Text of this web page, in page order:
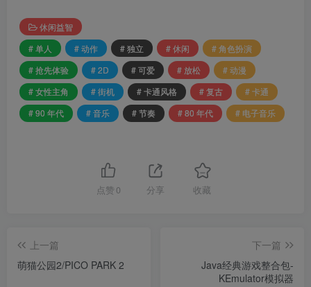
休闲益智
# 单人
# 动作 # 独立 # 休闲
# 角色扮演
# 抢先体验
# 2D # 可爱 # 放松
# 动漫
# 女性主角
# 街机 # 卡通风格 # 复古
# 卡通
# 90 年代
# 音乐 # 节奏 # 80 年代 # 电子音乐
点赞 0 分享 收藏
上一篇
萌猫公园2/PICO PARK 2
下一篇
Java经典游戏整合包-
KEmulator模拟器